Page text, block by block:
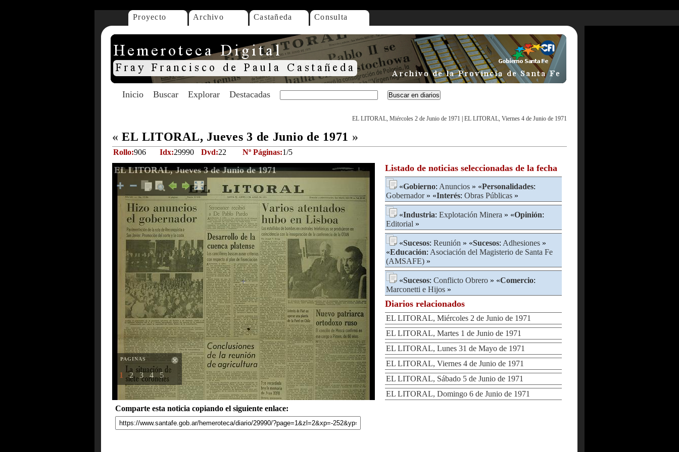
Proyecto Archivo Castañeda Consulta
Inicio Buscar Explorar Destacadas
EL LITORAL, Miércoles 2 de Junio de 1971 EL LITORAL, Viernes 4 de Junio de 1971
« EL LITORAL, Jueves 3 de Junio de 1971 »
Rollo:906 Idx:29990 Dvd:22 Nº Páginas:1/5
EL LITORAL, Jueves 3 de Junio de 1971
PAGINAS
1 2 3 4 5
Comparte esta noticia copiando el siguiente enlace:
Listado de noticias seleccionadas de la fecha
«Gobierno: Anuncios » «Personalidades:
Gobernador» «Interés: Obras Públicas »
«Industria: Explotación Minera » «Opinión:
Editorial »
«Sucesos: Reunión » «Sucesos: Adhesiones »
«Educación: Asociación del Magisterio de Santa Fe
(AMSAFE) »
«Sucesos: Conflicto Obrero » «Comercio:
Marconetti e Hijos »
Diarios relacionados
EL LITORAL, Miércoles 2 de Junio de 1971
EL LITORAL, Martes 1 de Junio de 1971
EL LITORAL, Lunes 31 de Mayo de 1971
EL LITORAL, Viernes 4 de Junio de 1971
EL LITORAL, Sábado 5 de Junio de 1971
EL LITORAL, Domingo 6 de Junio de 1971